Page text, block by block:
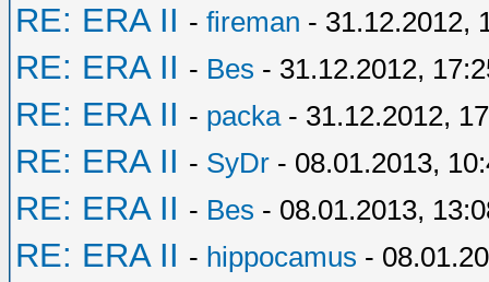
RE: ERA II - fireman - 31.12.2012,
RE: ERA II - Bes - 31.12.2012,
RE: ERA II - packa- 31.12.2012,
RE: ERA II - SyDr - 08.01.2013,
RE: ERA II - Bes - 08.01.2013,
RE: ERA II - hippocamus -